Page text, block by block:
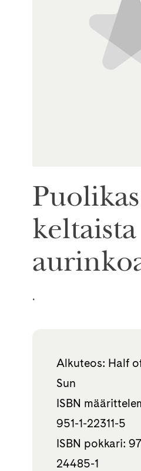
Puolikas
keltaista
.
Alkuteos: Half
Sun
ISBN
951-1-22311-5
ISBN pokkari:
24485-1